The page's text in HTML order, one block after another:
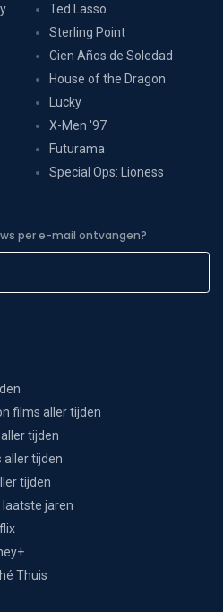
Ted Lasso
Sterling Point
Cien Años de Soledad
House of the Dragon
Lucky
X-Men '97
Futurama
Special Ops: Lioness
per e-mail ontvangen?
films aller tijden
tijden
aller tijden
tijden
laatste jaren
Thuis